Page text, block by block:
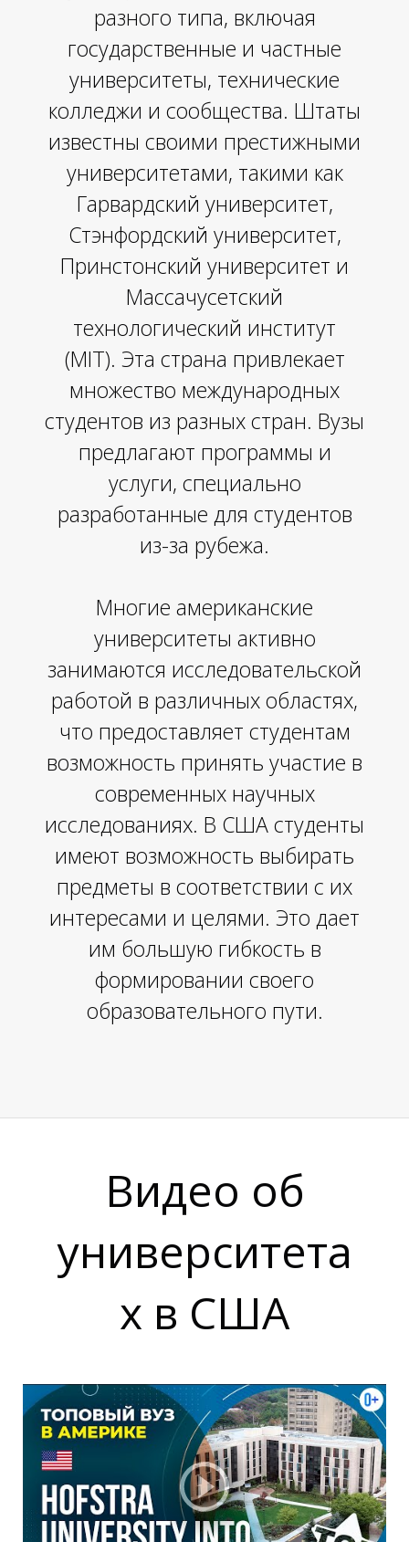
Е
М
А
разного типа, включая
государственные и частные
университеты, технические
колледжи и сообщества. Штаты
известны своими престижными
университетами, такими как
Гарвардский университет,
Стэнфордский университет,
Принстонский университет и
Массачусетский
технологический институт
(MIT). Эта страна привлекает
множество международных
студентов из разных стран. Вузы
предлагают программы и
услуги, специально
разработанные для студентов
из-за рубежа.
Многие американские
университеты активно
занимаются исследовательской
работой в различных областях,
что предоставляет студентам
возможность принять участие в
современных научных
исследованиях. В США студенты
имеют возможность выбирать
предметы в соответствии с их
интересами и целями. Это дает
им большую гибкость в
формировании своего
образовательного пути.
Видео об
университета
х в США